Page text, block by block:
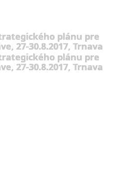
plánu pre
27-30.8.2017, Trnava
plánu pre
27-30.8.2017, Trnava